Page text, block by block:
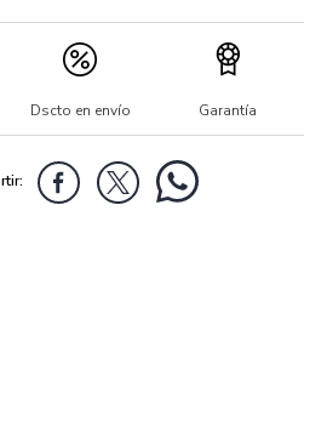
Dscto en envío Garantía